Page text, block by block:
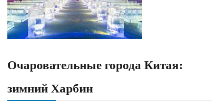
Очаровательные города Китая:
зимний Харбин